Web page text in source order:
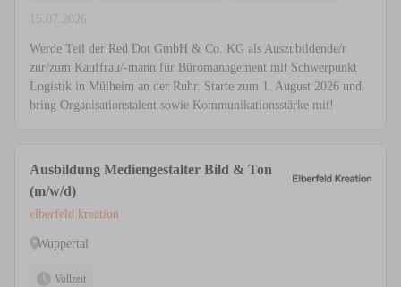
15.07.2026
Werde Teil der Red Dot GmbH & Co. KG als Auszubildende/r
zur/zum Kauffrau/-mann für Büromanagement mit Schwerpunkt
Logistik in Mülheim an der Ruhr. Starte zum 1. August 2026 und
bring Organisationstalent sowie Kommunikationsstärke mit!
Ausbildung Mediengestalter Bild & Ton
(m/w/d)
elberfeld kreation
Wuppertal
Vollzeit